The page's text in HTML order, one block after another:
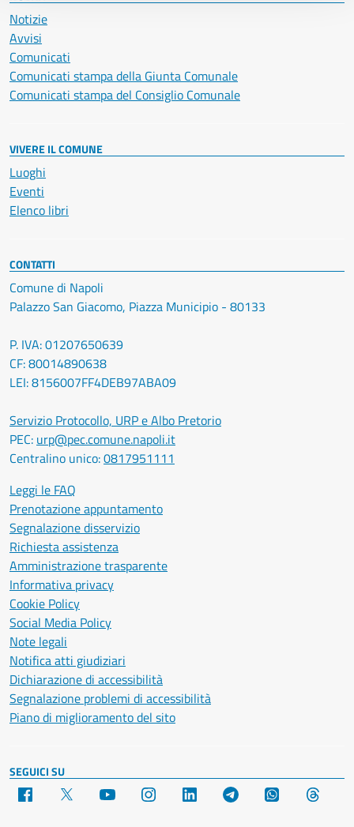
Notizie
Avvisi
Comunicati
Comunicati stampa della Giunta Comunale
Comunicati stampa del Consiglio Comunale
VIVERE IL COMUNE
Luoghi
Eventi
Elenco libri
CONTATTI
Comune di Napoli
Palazzo San Giacomo, Piazza Municipio - 80133
P. IVA: 01207650639
CF: 80014890638
LEI: 8156007FF4DEB97ABA09
Servizio Protocollo, URP e Albo Pretorio
PEC: urp@pec.comune.napoli.it
Centralino unico:0817951111
Leggi le FAQ
Prenotazione appuntamento
Segnalazione disservizio
Richiesta assistenza
Amministrazione trasparente
Informativa privacy
Cookie Policy
Social Media Policy
Note legali
Notifica atti giudiziari
Dichiarazione di accessibilità
Segnalazione problemi di accessibilità
Piano di miglioramento del sito
SEGUICI SU
Facebook YouTube Instagram LinkedIn Telegram WhatsApp